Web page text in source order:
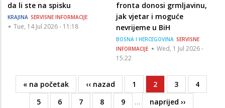
da li ste na spisku
KRAJINA SERVISNE INFORMACIJE
Tue, 14 Jul 2026 - 11:18
fronta donosi grmljavinu,
jak vjetar i moguće
nevrijeme u BiH
BOSNA I HERCEGOVINA SERVISNE
INFORMACIJE
Wed, 1 Jul 2026 -
15:22
Pagination
First
page
« na početak
Previous
page
‹‹ nazad Page
1
Current
page
2 Page
3 Page
4
Page
5 Page
6 Page
7 Page
8 Page
9 …
Next
naprijed ››